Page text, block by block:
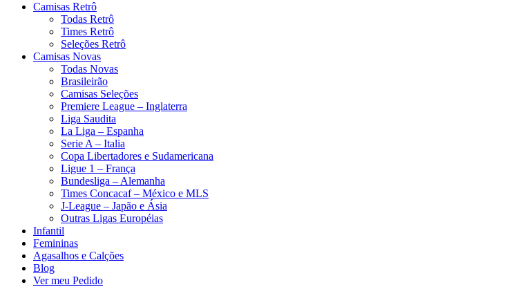
Camisas Retrô
Todas Retrô
Times Retrô
Seleções Retrô
Camisas Novas
Todas Novas
Brasileirão
Camisas Seleções
Premiere League – Inglaterra
Liga Saudita
La Liga – Espanha
Serie A – Italia
Copa Libertadores e Sudamericana
Ligue 1 – França
Bundesliga – Alemanha
Times Concacaf – México e MLS
J-League – Japão e Ásia
Outras Ligas Européias
Infantil
Femininas
Agasalhos e Calções
Blog
Ver meu Pedido